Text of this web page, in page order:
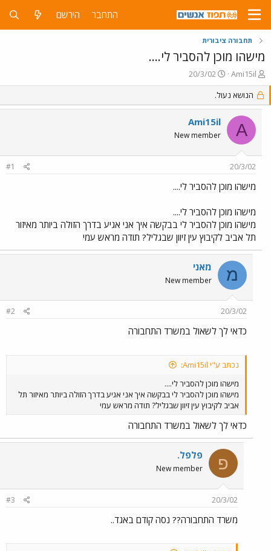
התחבר הירשם
תחבורה ציבורית
מישהו מוכן להסביר לי....
פ
ו
ת
ח
נ
Ami15il
פ
ו
ר
ס
ם
ב
ת
ך
20/3/02
הנושא נעול.
A
Ami15il
New member
20/3/02
#1
מישהו מוכן להסביר לי....
מישהו מוכן להסביר לי....
מישהו מוכן להסביר לי בבקשה איך אני אגיע בדרך הזולה ביותר מאיזור
תל אביב לקיבוץ עין זיוון שבגליל? תודה מראש עמי
מ מאני
New member
20/3/02
#2
כדאי לך לשאול במשרד התחבורה
נכתב ע"י Ami15il:
מישהו מוכן להסביר לי....
מישהו מוכן להסביר לי בבקשה איך אני אגיע בדרך הזולה ביותר מאיזור תל
אביב לקיבוץ עין זיוון שבגליל? תודה מראש עמי
כדאי לך לשאול במשרד התחבורה
פ פלפל.
New member
20/3/02
#3
משרד התחבורה?? נסה קודם באגד..